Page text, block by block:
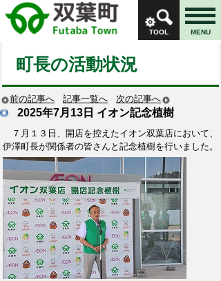
TOOL MENU
町長の活動状況
前の記事へ 記事一覧へ 次の記事へ
2025年7月13日 イオン記念植樹
７月１３日、開店を控えたイオン双葉店において、
伊澤町長が関係者の皆さんと記念植樹を行いました。